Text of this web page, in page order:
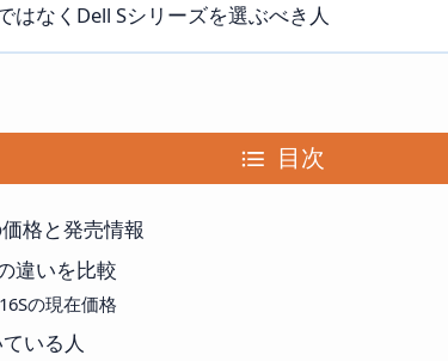
はなくDell Sシリーズを選ぶべき人
目次
格と発売情報
違いを比較
の現在価格
いる人